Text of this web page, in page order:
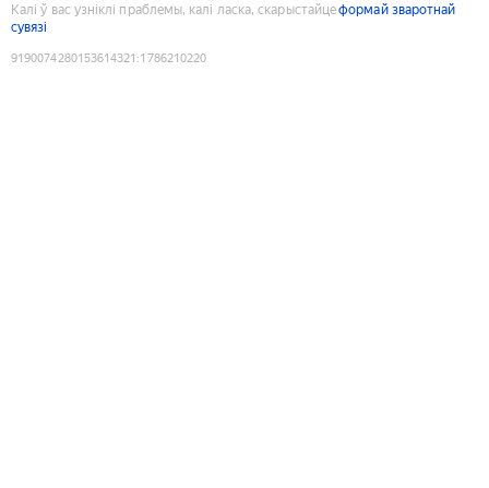
Калі ў вас узніклі праблемы, калі ласка, скарыстайцеформай зваротнай
сувязі
9190074280153614321 :1786210220